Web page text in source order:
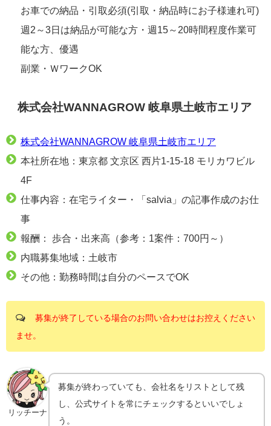
お車での納品・引取必須(引取・納品時にお子様連れ可)
週2～3日は納品が可能な方・週15～20時間程度作業可
能な方、優遇
副業・ＷワークOK
株式会社WANNAGROW 岐阜県土岐市エリア
株式会社WANNAGROW 岐阜県土岐市エリア
本社所在地：東京都 文京区 西片1-15-18 モリカワビル
4F
仕事内容：在宅ライター・「salvia」の記事作成のお仕
事
報酬： 歩合・出来高（参考：1案件：700円～）
内職募集地域：土岐市
その他：勤務時間は自分のペースでOK
募集が終了している場合のお問い合わせはお控えください
ませ。
リッチーナ
募集が終わっていても、会社名をリストとして残
し、公式サイトを常にチェックするといいでしょ
う。